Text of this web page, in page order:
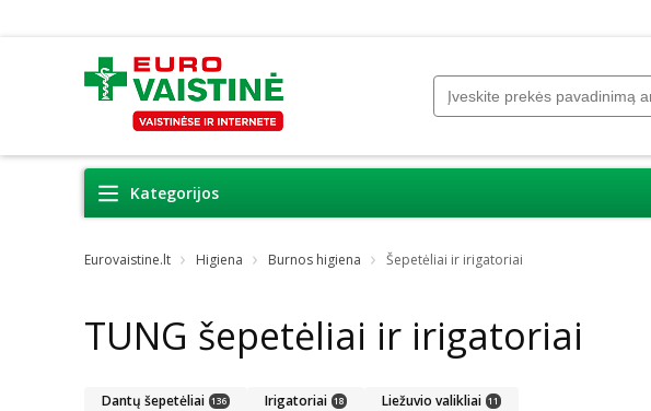
Kategorijos
Eurovaistine.lt Higiena Burnos higiena Šepetėliai ir irigatoriai
TUNG šepetėliai ir irigatoriai
Dantų šepetėliai 136 Irigatoriai 18 Liežuvio valikliai 11